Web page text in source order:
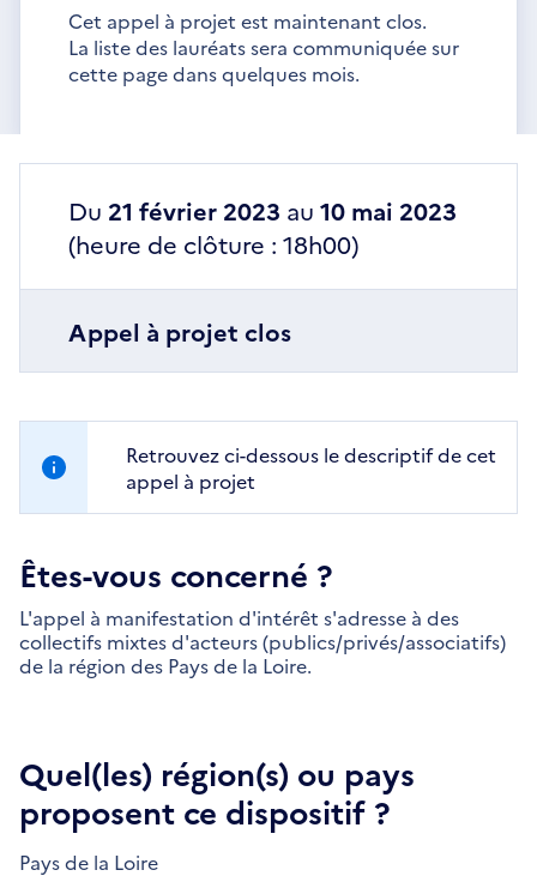
Cet appel à projet est maintenant clos.
La liste des lauréats sera communiquée sur
cette page dans quelques mois.
Du 21 février 2023 au 10 mai 2023
(heure de clôture : 18h00)
Appel à projet clos
Retrouvez ci-dessous le descriptif de cet
appel à projet
Êtes-vous concerné ?
L'appel à manifestation d'intérêt s'adresse à des
collectifs mixtes d'acteurs (publics/privés/associatifs)
de la région des Pays de la Loire.
Quel(les) région(s) ou pays
proposent ce dispositif ?
Pays de la Loire